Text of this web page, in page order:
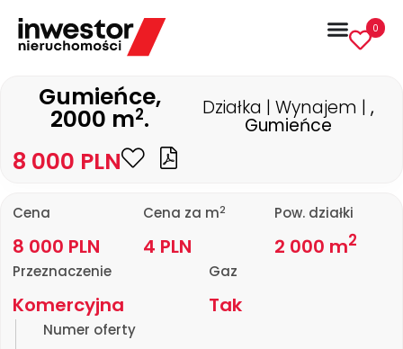
0
Gumieńce,
2000 m2. Działka | Wynajem |,
Gumieńce
8 000 PLN
Cena
8 000 PLN
Cena za m2
4 PLN
Pow. działki
2 000 m2
Przeznaczenie
Komercyjna
Gaz
Tak
Numer oferty